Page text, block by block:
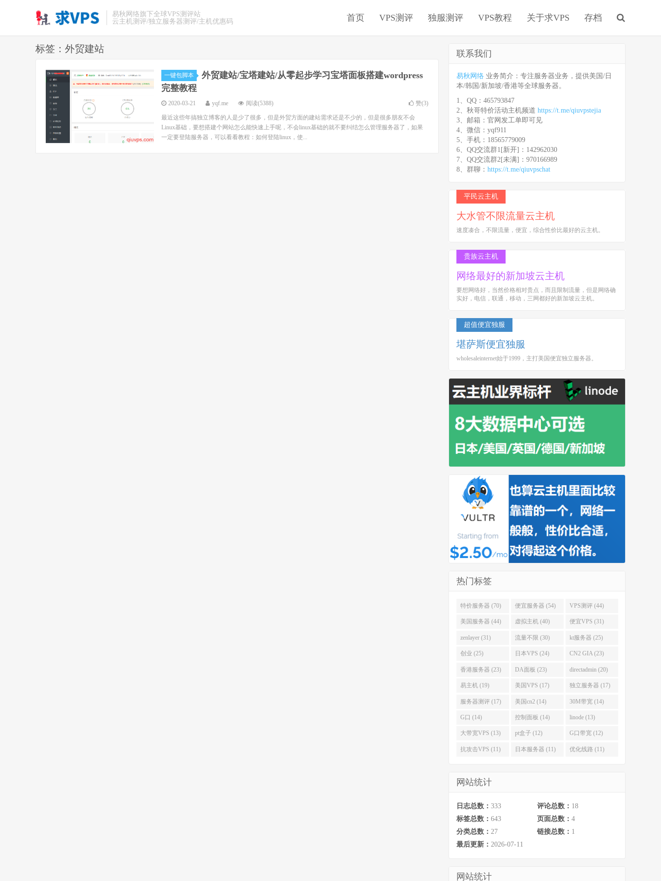
易秋网络旗下全球VPS测评站
云主机测评/独立服务器测评/主机优惠码
首页 VPS测评 独服测评 VPS教程 关于求VPS 存档
标签：外贸建站
一键包脚本
外贸建站/宝塔建站/从零起步学习宝塔面板搭建wordpress
完整教程
2020-03-21 yqf.me 阅读(5388) 赞(3)
最近这些年搞独立博客的人是少了很多，但是外贸方面的建站需求还是不少的，但是很多朋友不会
Linux基础，要想搭建个网站怎么能快速上手呢，不会linux基础的就不要纠结怎么管理服务器了，如果
一定要登陆服务器，可以看看教程：如何登陆linux，使...
联系我们
易秋网络 业务简介：专注服务器业务，提供美国/日
本/韩国/新加坡/香港等全球服务器。
1、QQ：465793847
2、秋哥特价活动主机频道 https://t.me/qiuvpstejia
3、邮箱：官网发工单即可见
4、微信：yqf911
5、手机：18565779009
6、QQ交流群1[新开]：142962030
7、QQ交流群2[未满]：970166989
8、群聊： https://t.me/qiuvpschat
平民云主机
大水管不限流量云主机
速度凑合，不限流量，便宜，综合性价比最好的云主机。
贵族云主机
网络最好的新加坡云主机
要想网络好，当然价格相对贵点，而且限制流量，但是网络确
实好，电信，联通，移动，三网都好的新加坡云主机。
超值便宜独服
堪萨斯便宜独服
wholesaleinternet始于1999，主打美国便宜独立服务器。
热门标签
特价服务器 (70) 便宜服务器 (54) VPS测评 (44)
美国服务器 (44) 虚拟主机 (40) 便宜VPS (31)
zenlayer (31) 流量不限 (30) kt服务器 (25)
创业 (25) 日本VPS (24) CN2 GIA (23)
香港服务器 (23) DA面板 (23) directadmin (20)
易主机 (19) 美国VPS (17) 独立服务器 (17)
服务器测评 (17) 美国cn2 (14) 30M带宽 (14)
G口 (14) 控制面板 (14) linode (13)
大带宽VPS (13) pt盒子 (12) G口带宽 (12)
抗攻击VPS (11) 日本服务器 (11) 优化线路 (11)
网站统计
日志总数： 333 评论总数： 18
标签总数： 643 页面总数： 4
分类总数： 27 链接总数： 1
最后更新： 2026-07-11
网站统计